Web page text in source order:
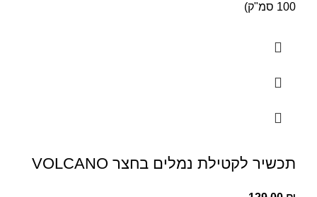
100 סמ"ק)
תכשיר לקטילת נמלים בחצר VOLCANO